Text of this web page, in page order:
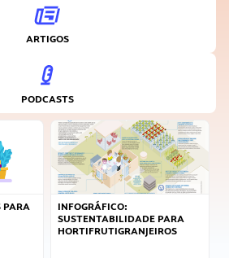
ARTIGOS
PODCASTS
PARA
INFOGRÁFICO:
SUSTENTABILIDADE PARA
HORTIFRUTIGRANJEIROS